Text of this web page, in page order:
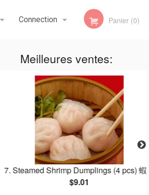
Connection
Inscription
Panier (0)
Meilleures ventes:
Shrimp Dumplings (4 pcs) 蝦餃
$9.01